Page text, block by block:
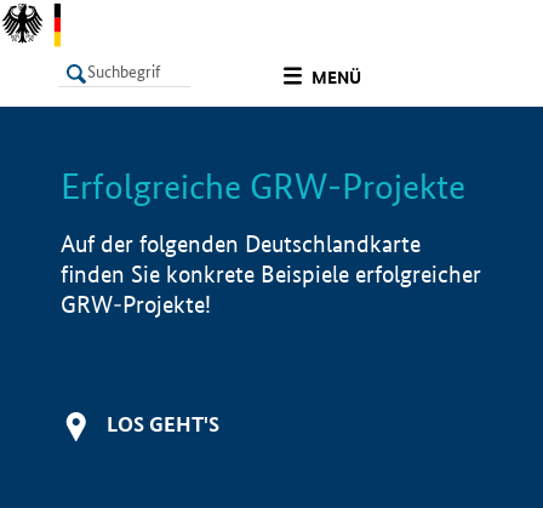
MENÜ
LISTE Info
Erfolgreiche GRW-Projekte
Auf der folgenden Deutschlandkarte
finden Sie konkrete Beispiele erfolgreicher
GRW-Projekte!
LOS GEHT'S